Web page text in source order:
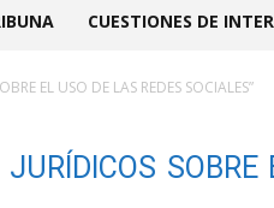
CUESTIONES DE
EL USO DE LAS REDES SOCIALES”
SOBRE